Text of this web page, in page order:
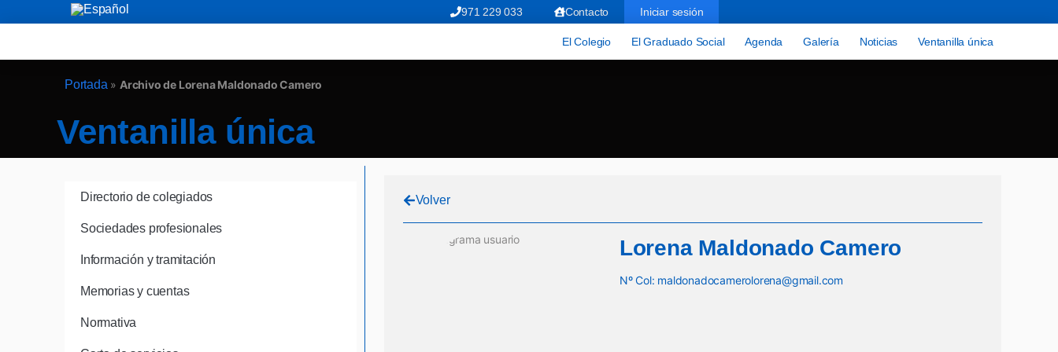
971 229 033 Contacto Iniciar sesión
El Colegio El Graduado Social Agenda Galería Noticias Ventanilla única
Portada » Archivo de Lorena Maldonado Camero
Ventanilla única
Directorio de colegiados
Sociedades profesionales
Información y tramitación
Memorias y cuentas
Normativa
Volver
Lorena Maldonado Camero
Nº Col: maldonadocamerolorena@gmail.com